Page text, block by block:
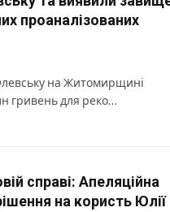
проаналізованих
на Житомирщині
гривень для реко…
справі: Апеляційна
на користь Юлії